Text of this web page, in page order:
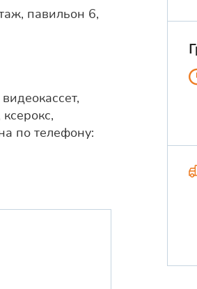
павильон 6,
по телефону: